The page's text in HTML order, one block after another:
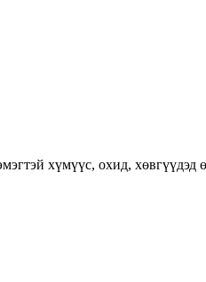
хүмүүс, охид, хөвгүүдэд